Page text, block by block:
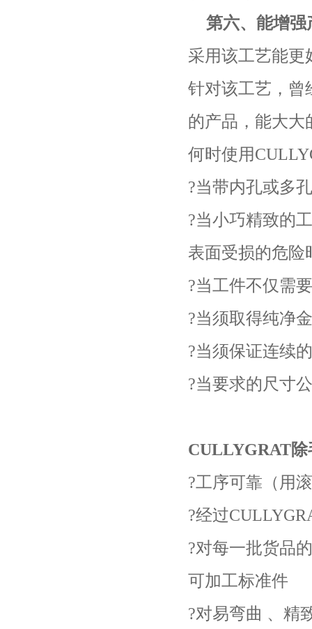
第六、能增强
采用该工艺能更
针对该工艺，曾
的产品，能大大
何时使用
?当带内孔或多
?当小巧精致的
表面受损的危险
?当工件不仅需
?当须取得纯净
?当须保证连续
?当要求的尺寸
CULLYGRAT
?工序可靠（用
?经过
?对每一批货品
可加工标准件
?对易弯曲 、精